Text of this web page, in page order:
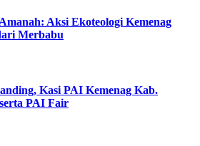
Aksi Ekoteologi Kemenag
Merbabu
Kasi PAI Kemenag Kab.
PAI Fair